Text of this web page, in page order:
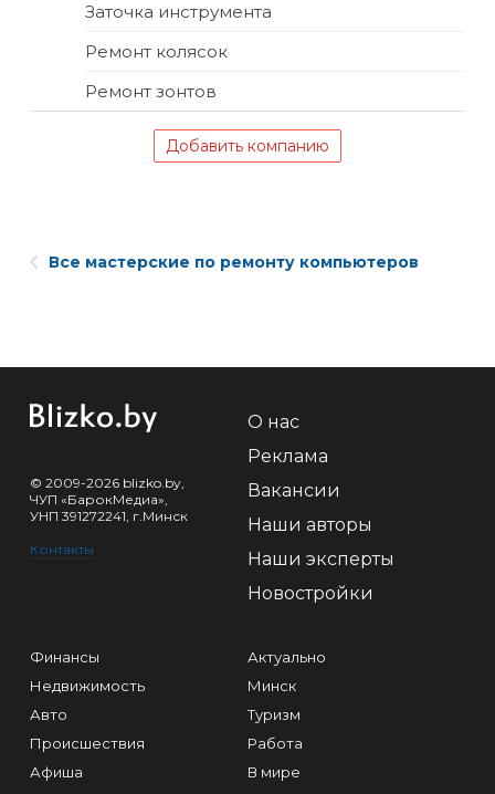
Заточка инструмента
Ремонт колясок
Ремонт зонтов
Добавить компанию
Все мастерские по ремонту компьютеров
© 2009-2026 blizko.by,
ЧУП «БарокМедиа»,
УНП 391272241, г.Минск
Контакты
О нас
Реклама
Вакансии
Наши авторы
Наши эксперты
Новостройки
Финансы
Недвижимость
Авто
Происшествия
Афиша
Актуально
Минск
Туризм
Работа
В мире